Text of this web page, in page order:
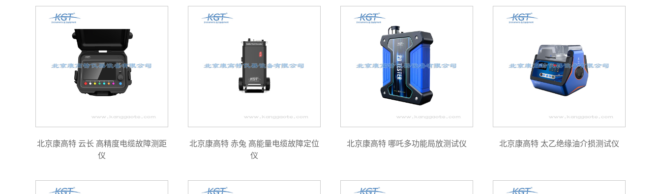
北京康高特 云长 高精度电缆故障测距
仪
北京康高特 赤兔 高能量电缆故障定位
仪
北京康高特 哪吒多功能局放测试仪 北京康高特 太乙绝缘油介损测试仪